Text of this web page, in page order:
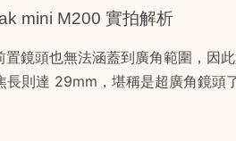
mini M200 實拍解析
置鏡頭也無法涵蓋到廣角範圍，因
則達 29mm，堪稱是超廣角鏡頭